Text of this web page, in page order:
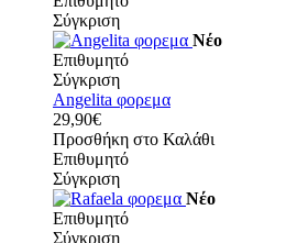
Σύγκριση
Νέο
Επιθυμητό
Σύγκριση
Angelita φορεμα
29,90€
Προσθήκη στο Καλάθι
Επιθυμητό
Σύγκριση
Νέο
Επιθυμητό
Σύγκριση